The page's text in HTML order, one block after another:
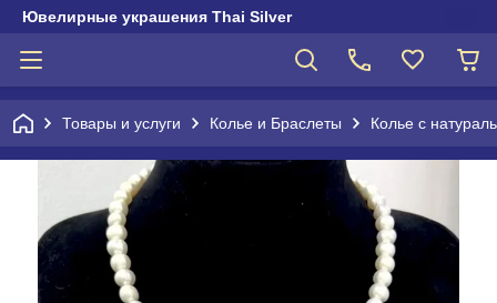
Ювелирные украшения Thai Silver
Товары и услуги Колье и Браслеты Колье с